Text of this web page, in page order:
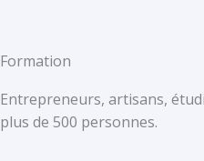
Formation
Entrepreneurs, artisans,
plus de 500 personnes.